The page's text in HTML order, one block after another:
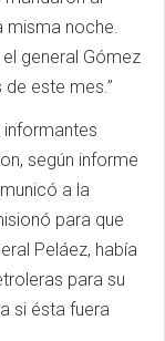
misma noche.
general Gómez
este mes.”
según informe
a la
para que
Peláez, había
para su
si ésta fuera